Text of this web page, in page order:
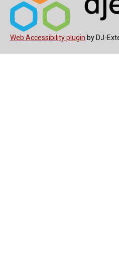
Web Accessibility plugin by DJ-